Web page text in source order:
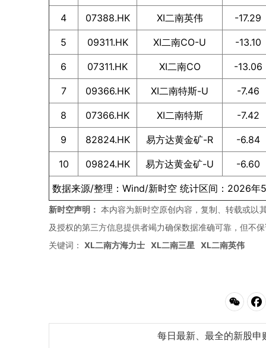
4 07388.HK XI二南英伟 -17.29
5 09311.HK XI二南CO-U -13.10
6 07311.HK XI二南CO -13.06
7 09366.HK XI二南特斯-U -7.46
8 07366.HK XI二南特斯 -7.42
9 82824.HK 易方达黄金矿-R -6.84
10 09824.HK 易方达黄金矿-U -6.60
数据来源/整理：Wind/新时空 统计区间：2026年
新时空声明： 本内容为新时空原创内容，复制、转载或以
及授权的第三方信息提供者竭力确保数据准确可靠，但不
关键词： XL二南方海力士 XL二南三星 XL二南英伟
每日最新、最全的新股